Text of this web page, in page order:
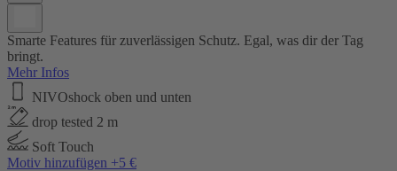
Smarte Features für zuverlässigen Schutz. Egal, was dir der Tag
bringt.
Mehr Infos
NIVOshock oben und unten
drop tested 2 m
Soft Touch
Motiv hinzufügen +5 €